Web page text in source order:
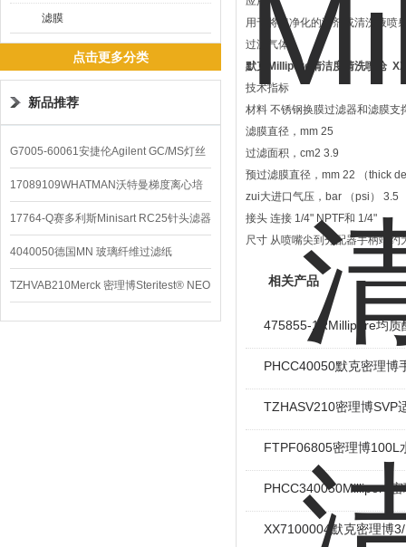
滤膜
点击更多分类
新品推荐
G7005-60061安捷伦Agilent GC/MS灯丝
配件
17089109WHATMAN沃特曼梯度离心培
养基
17764-Q赛多利斯Minisart RC25针头滤器
4040050德国MN 玻璃纤维过滤纸
TZHVAB210Merck 密理博Steritest® NEO
设备
用于将超净化的溶剂或清洗液喷
过滤气体。
默克Millipore清洁度清洗喷枪
技术指标
材料 不锈钢换膜过滤器和滤膜支
滤膜直径，mm 25
过滤面积，cm2 3.9
预过滤膜直径，mm 22 （thick
zui大进口气压，bar （psi） 3.5
接头 连接 1/4" NPTF和 1/4"
尺寸 从喷嘴尖到分配器手柄端
相关产品
475855-1RMillipore均质
PHCC40050默克密理博
TZHASV210密理博SVP
FTPF06805密理博100L
PHCC340050Millipore
XX7100004默克密理博